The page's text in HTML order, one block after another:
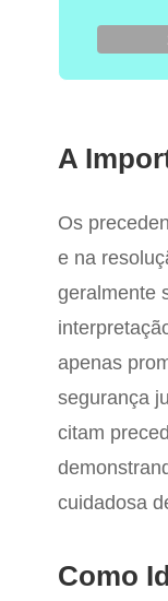
A
Os
e na
geralmente
apenas
segurança
citam
cuidadosa
Como